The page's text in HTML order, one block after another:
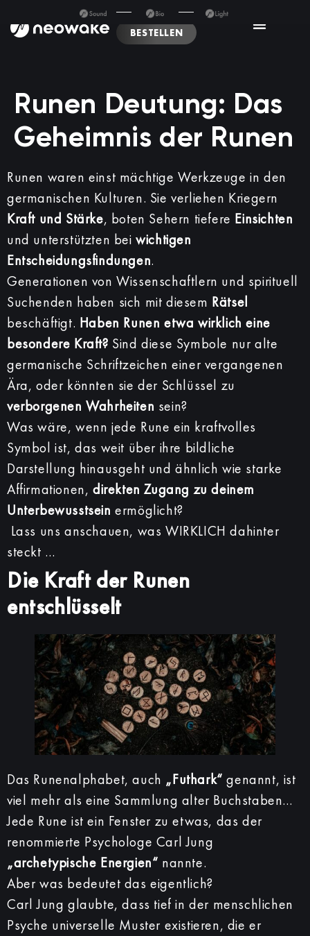
BESTELLEN
Runen Deutung: Das
Geheimnis der Runen
Runen waren einst mächtige Werkzeuge in den
germanischen Kulturen. Sie verliehen Kriegern
Kraft und Stärke, boten Sehern tiefere Einsichten
und unterstützten beiwichtigen
Entscheidungsfindungen.
Generationen von Wissenschaftlern und spirituell
Suchenden haben sich mit diesem Rätsel
beschäftigt. Haben Runen etwa wirklich eine
besondere Kraft? Sind diese Symbole nur alte
germanische Schriftzeichen einer vergangenen
Ära, oder könnten sie der Schlüssel zu
verborgenen Wahrheiten sein?
Was wäre, wenn jede Rune ein kraftvolles
Symbol ist, das weit über ihre bildliche
Darstellung hinausgeht und ähnlich wie starke
Affirmationen, direkten Zugang zu deinem
Unterbewusstsein ermöglicht?
Lass uns anschauen, was WIRKLICH dahinter
steckt …
Die Kraft der Runen
entschlüsselt
Das Runenalphabet, auch „Futhark“ genannt, ist
viel mehr als eine Sammlung alter Buchstaben…
Jede Rune ist ein Fenster zu etwas, das der
renommierte Psychologe Carl Jung
„archetypische Energien“ nannte.
Aber was bedeutet das eigentlich?
Carl Jung glaubte, dass tief in der menschlichen
Psyche universelle Muster existieren, die er